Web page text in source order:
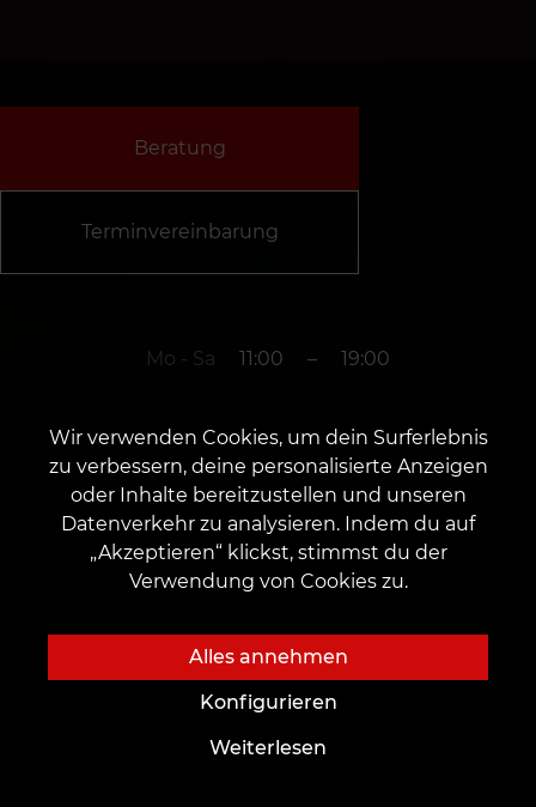
Die Stadt Wolfenbüttel
Krambuden 17, 38300
Eröffnungsdatum: 15. August 2022
Beratung
Terminvereinbarung
Mo - Sa 11:00 – 19:00
+49 1520 2997788
Wir verwenden Cookies, um dein Surferlebnis
zu verbessern, deine personalisierte Anzeigen
oder Inhalte bereitzustellen und unseren
Datenverkehr zu analysieren. Indem du auf
„Akzeptieren“ klickst, stimmst du der
Verwendung von Cookies zu.
Alles annehmen
Konfigurieren
Weiterlesen